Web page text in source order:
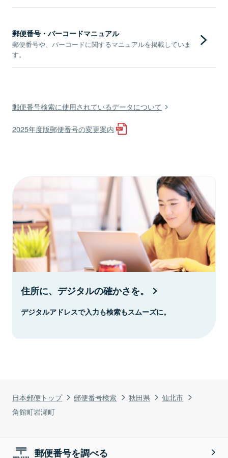
日本郵便トップ 郵便番号検索 秋田県
仙北市
角館町岩瀬町
郵便番号・バーコードマニュアル
郵便番号や、バーコードに関するマニュアルを掲載していま
す。
郵便番号検索に使用されているデータについて
2025年度版郵便番号の変更案内
住所に、デジタルの確かさを。
デジタルアドレスで入力も検索もスムーズに。
郵便番号を調べる